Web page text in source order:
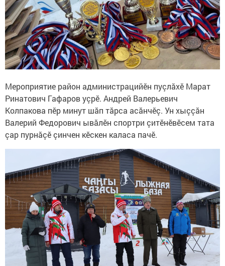
Мероприятие район администрацийӗн пуçлăхӗ Марат
Ринатович Гафаров уçрӗ. Андрей Валерьевич
Колпакова пӗр минут шăп тăрса асăнчӗç. Ун хыççăн
Валерий Федорович ывăлӗн спортри çитӗнӗвӗсем тата
çар пурнăçӗ çинчен кӗскен каласа пачӗ.